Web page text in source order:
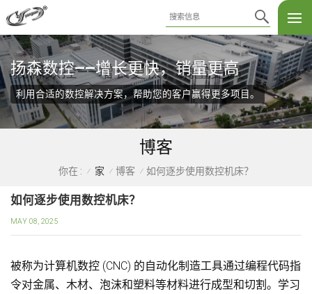
扬森数控——增长更快，销量更高
利用合适的数控解决方案，帮助您的客户赢得更多项目。
博客
你在 : / 家 / 博客 / 如何逐步使用数控机床？
如何逐步使用数控机床？
MAY 08, 2025
被称为计算机数控 (CNC) 的自动化制造工具通过编程代码指
令对金属、木材、泡沫和塑料等材料进行成型和切割。学习